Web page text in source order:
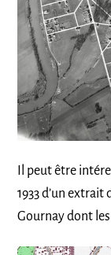
Il peut être
1933 d’un
Gournay dont les